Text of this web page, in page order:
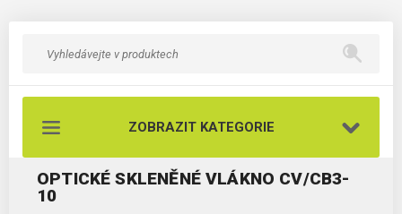
ZOBRAZIT KATEGORIE
OPTICKÉ SKLENĚNÉ VLÁKNO CV/CB3-
10